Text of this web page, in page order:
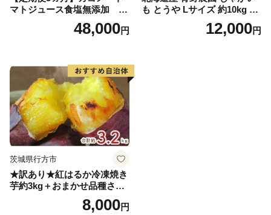
マトジュース食塩無添加 72
0ml PET×15本 1ケース 毎月
届く 3ヵ月 3回コース ns001-
48,000円
も とうや Lサイズ 約10kg 20
26年10月初旬～12月下旬頃お
届け 先行予約 北海道 ジャガ
12,000円
茨城県行方市
★訳あり★紅はるか冷凍焼き
芋約3kg＋おまかせ品種さつ
まいも 合計約3.2kg｜さつ
まいも サツマイモ さつま芋
8,000円